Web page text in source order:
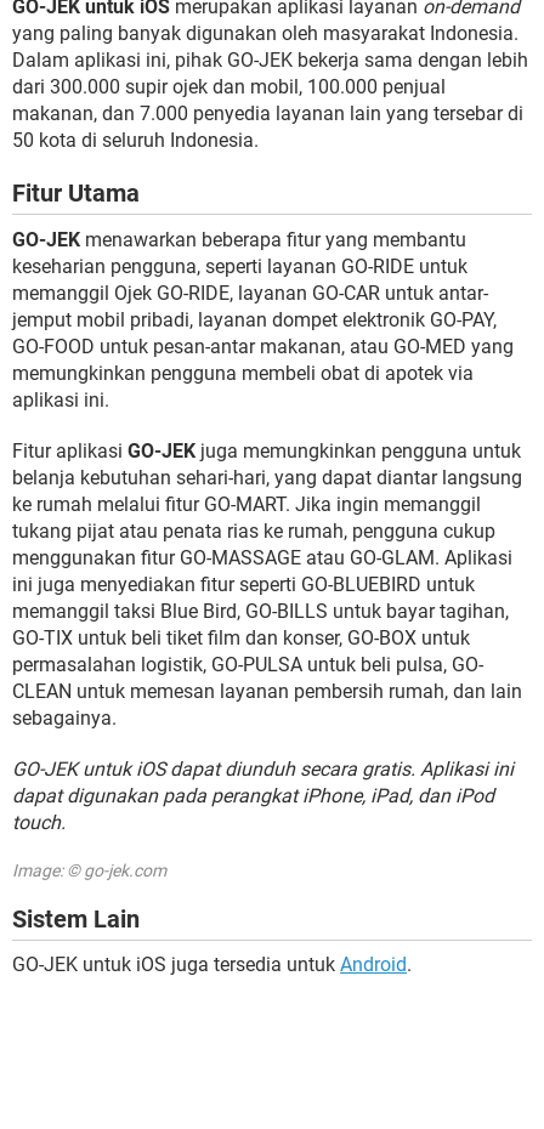
GO-JEK untuk iOS merupakan aplikasi layanan on-demand
yang paling banyak digunakan oleh masyarakat Indonesia.
Dalam aplikasi ini, pihak GO-JEK bekerja sama dengan lebih
dari 300.000 supir ojek dan mobil, 100.000 penjual
makanan, dan 7.000 penyedia layanan lain yang tersebar di
50 kota di seluruh Indonesia.
Fitur Utama
GO-JEK menawarkan beberapa fitur yang membantu
keseharian pengguna, seperti layanan GO-RIDE untuk
memanggil Ojek GO-RIDE, layanan GO-CAR untuk antar-
jemput mobil pribadi, layanan dompet elektronik GO-PAY,
GO-FOOD untuk pesan-antar makanan, atau GO-MED yang
memungkinkan pengguna membeli obat di apotek via
aplikasi ini.
Fitur aplikasi GO-JEK juga memungkinkan pengguna untuk
belanja kebutuhan sehari-hari, yang dapat diantar langsung
ke rumah melalui fitur GO-MART. Jika ingin memanggil
tukang pijat atau penata rias ke rumah, pengguna cukup
menggunakan fitur GO-MASSAGE atau GO-GLAM. Aplikasi
ini juga menyediakan fitur seperti GO-BLUEBIRD untuk
memanggil taksi Blue Bird, GO-BILLS untuk bayar tagihan,
GO-TIX untuk beli tiket film dan konser, GO-BOX untuk
permasalahan logistik, GO-PULSA untuk beli pulsa, GO-
CLEAN untuk memesan layanan pembersih rumah, dan lain
sebagainya.
GO-JEK untuk iOS dapat diunduh secara gratis. Aplikasi ini
dapat digunakan pada perangkat iPhone, iPad, dan iPod
touch.
Image: © go-jek.com
Sistem Lain
GO-JEK untuk iOS juga tersedia untuk Android.